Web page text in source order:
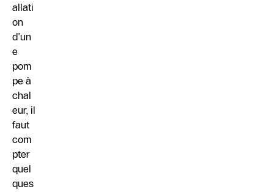
allati
on
d’un
e
pom
pe à
chal
eur, il
faut
com
pter
quel
ques